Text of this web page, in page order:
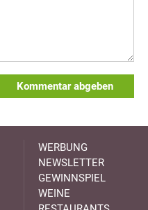
Kommentar abgeben
WERBUNG
NEWSLETTER
GEWINNSPIEL
WEINE